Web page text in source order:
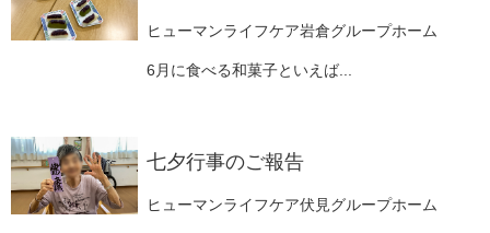
ヒューマンライフケア岩倉グループホーム
6月に食べる和菓子といえば...
七夕行事のご報告
ヒューマンライフケア伏見グループホーム